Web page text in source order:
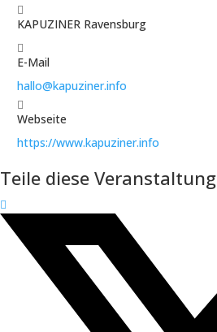
KAPUZINER Ravensburg
E-Mail
hallo@kapuziner.info
Webseite
https://www.kapuziner.info
Teile diese Veranstaltung